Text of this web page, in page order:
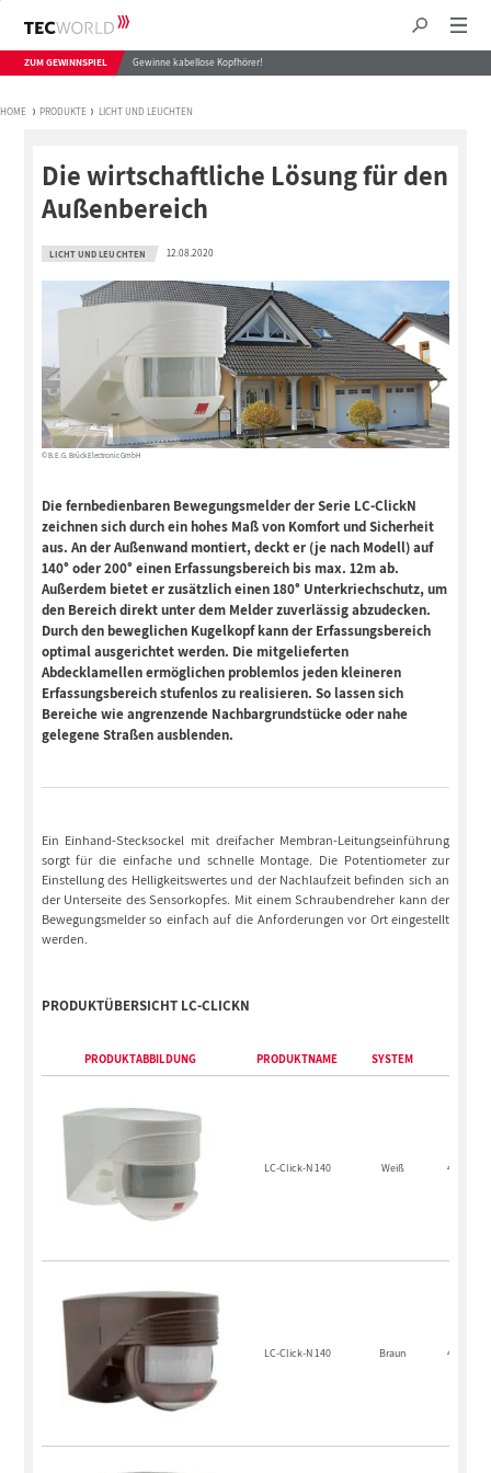
ZUM GEWINNSPIEL Gewinne kabellose Kopfhörer!
HOME PRODUKTE LICHT UND LEUCHTEN
Die wirtschaftliche Lösung für den
Außenbereich
LICHT UND LEUCHTEN 12.08.2020
© B.E.G. Brück Electronic GmbH
Die fernbedienbaren Bewegungsmelder der Serie LC-ClickN
zeichnen sich durch ein hohes Maß von Komfort und Sicherheit
aus. An der Außenwand montiert, deckt er (je nach Modell) auf
140° oder 200° einen Erfassungsbereich bis max. 12m ab.
Außerdem bietet er zusätzlich einen 180° Unterkriechschutz, um
den Bereich direkt unter dem Melder zuverlässig abzudecken.
Durch den beweglichen Kugelkopf kann der Erfassungsbereich
optimal ausgerichtet werden. Die mitgelieferten
Abdecklamellen ermöglichen problemlos jeden kleineren
Erfassungsbereich stufenlos zu realisieren. So lassen sich
Bereiche wie angrenzende Nachbargrundstücke oder nahe
gelegene Straßen ausblenden.
Ein Einhand-Stecksockel mit dreifacher Membran-Leitungseinführung
sorgt für die einfache und schnelle Montage. Die Potentiometer zur
Einstellung des Helligkeitswertes und der Nachlaufzeit befinden sich an
der Unterseite des Sensorkopfes. Mit einem Schraubendreher kann der
Bewegungsmelder so einfach auf die Anforderungen vor Ort eingestellt
werden.
PRODUKTÜBERSICHT LC-CLICKN
PRODUKTABBILDUNG PRODUKTNAME SYSTEM
LC-Click-N 140 Weiß
LC-Click-N 140 Braun